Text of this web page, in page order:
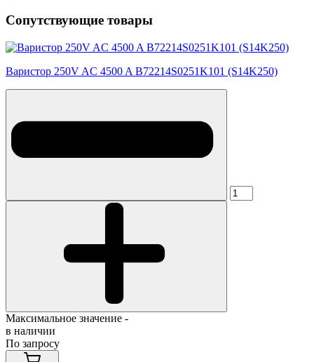
Сопутствующие товары
Варистор 250V AC 4500 A B72214S0251K101 (S14K250)
Максимальное значение -
в наличии
По запросу